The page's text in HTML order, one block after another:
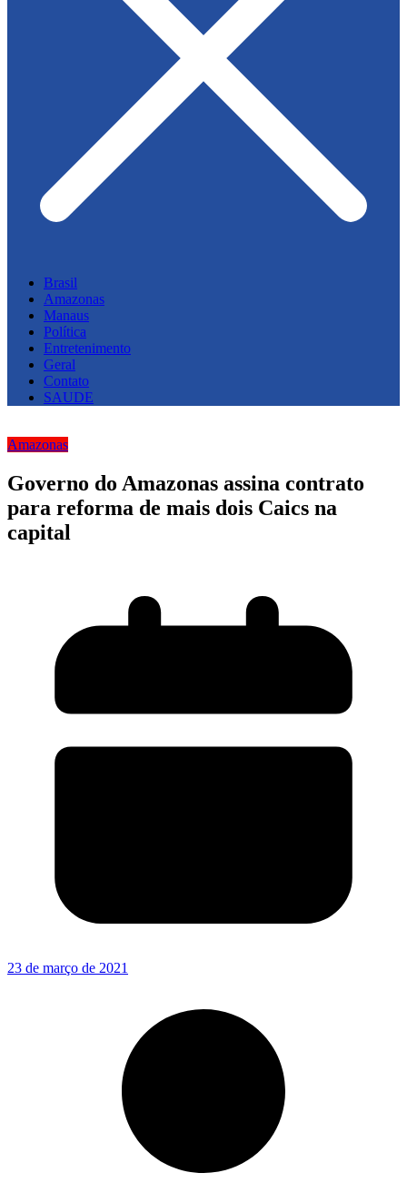
Brasil
Amazonas
Manaus
Política
Entretenimento
Geral
Contato
SAUDE
Amazonas
Governo do Amazonas assina contrato
para reforma de mais dois Caics na
capital
23 de março de 2021